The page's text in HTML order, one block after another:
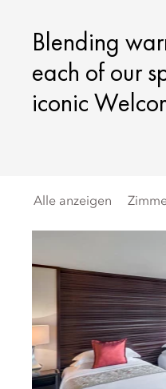
Blending
each of our
iconic
Alle anzeigen